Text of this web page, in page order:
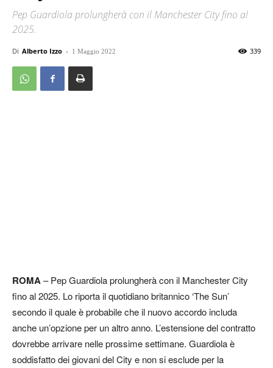
Pep Guardiola prolungherà con il Manchester City fino al
2025.
Di Alberto Izzo - 1 Maggio 2022 339
ROMA– Pep Guardiola prolungherà con il Manchester City
fino al 2025. Lo riporta il quotidiano britannico ‘The Sun’
secondo il quale è probabile che il nuovo accordo includa
anche un’opzione per un altro anno. L’estensione del contratto
dovrebbe arrivare nelle prossime settimane. Guardiola è
soddisfatto dei giovani del City e non si esclude per la